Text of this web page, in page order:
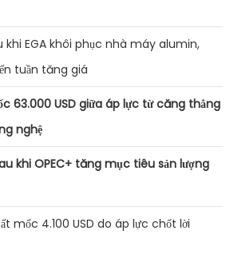
khi EGA khôi phục nhà máy alumin,
tuần tăng giá
63.000 USD giữa áp lực từ căng thẳng
nghệ
khi OPEC+ tăng mục tiêu sản lượng
mốc 4.100 USD do áp lực chốt lời